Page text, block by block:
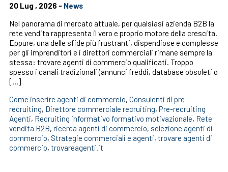
20 Lug , 2026 - News
Nel panorama di mercato attuale, per qualsiasi azienda B2B la
rete vendita rappresenta il vero e proprio motore della crescita.
Eppure, una delle sfide più frustranti, dispendiose e complesse
per gli imprenditori e i direttori commerciali rimane sempre la
stessa: trovare agenti di commercio qualificati. Troppo
spesso i canali tradizionali (annunci freddi, database obsoleti o
[…]
Come inserire agenti di commercio, Consulenti di pre-
recruiting, Direttore commerciale recruiting, Pre-recruiting
Agenti, Recruiting informativo formativo motivazionale, Rete
vendita B2B, ricerca agenti di commercio, selezione agenti di
commercio, Strategie commerciali e agenti, trovare agenti di
commercio, trovareagenti.it